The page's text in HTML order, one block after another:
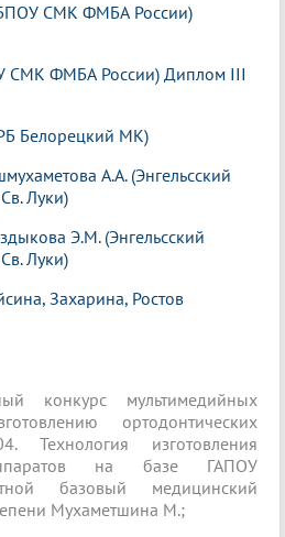
СМК ФМБА России)
СМК ФМБА России) Диплом III
Белорецкий МК)
А.А. (Энгельсский
Луки)
Э.М. (Энгельсский
Луки)
Захарина, Ростов
конкурс мультимедийных
ортодонтических
изготовления
на базе ГАПОУ
базовый медицинский
Мухаметшина М.;